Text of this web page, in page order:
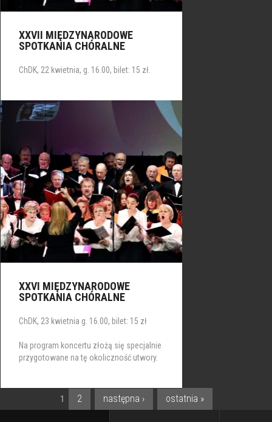
XXVII MIĘDZYNARODOWE
SPOTKANIA CHÓRALNE
ChDK, 22 kwietnia, g. 16.00, bilet: 15 zł.
XXVI MIĘDZYNARODOWE
SPOTKANIA CHÓRALNE
ChDK, 23 kwietnia g. 16.00, bilet: 15 zł
Na program koncertu złożą się specjalnie
przygotowane na tę okoliczność utwory.
STRONY
1 2 następna › ostatnia »